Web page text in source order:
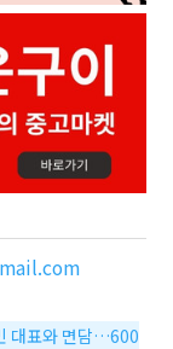
대표와 면담…600